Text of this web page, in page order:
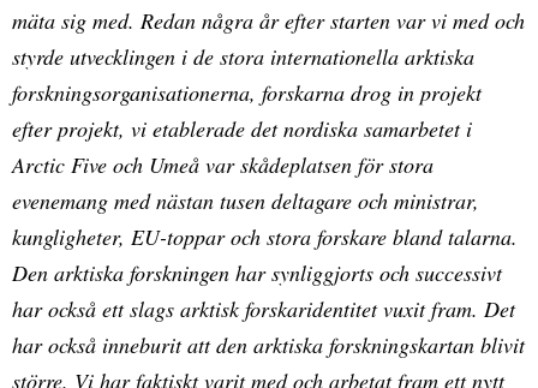
mäta sig med. Redan några år efter starten var vi med och
styrde utvecklingen i de stora internationella arktiska
forskningsorganisationerna, forskarna drog in projekt
efter projekt, vi etablerade det nordiska samarbetet i
Arctic Five och Umeå var skådeplatsen för stora
evenemang med nästan tusen deltagare och ministrar,
kungligheter, EU-toppar och stora forskare bland talarna.
Den arktiska forskningen har synliggjorts och successivt
har också ett slags arktisk forskaridentitet vuxit fram. Det
har också inneburit att den arktiska forskningskartan blivit
större. Vi har faktiskt varit med och arbetat fram ett nytt